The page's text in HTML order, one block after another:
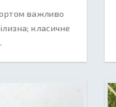
важливо
класичне